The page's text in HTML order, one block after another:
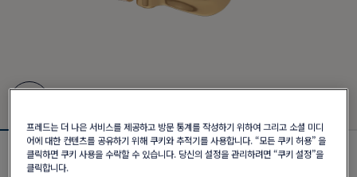
포스텐 브레이슬릿 #FREDxRolandGarros
프레드는 더 나은 서비스를 제공하고 방문 통계를 작성하기 위하여 그리고 소셜 미디
어에 대한 컨텐츠를 공유하기 위해 쿠키와 추적기를 사용합니다. “모든 쿠키 허용” 을
클릭하면 쿠키 사용을 수락할 수 있습니다. 당신의 설정을 관리하려면 “쿠키 설정”을
클릭합니다.